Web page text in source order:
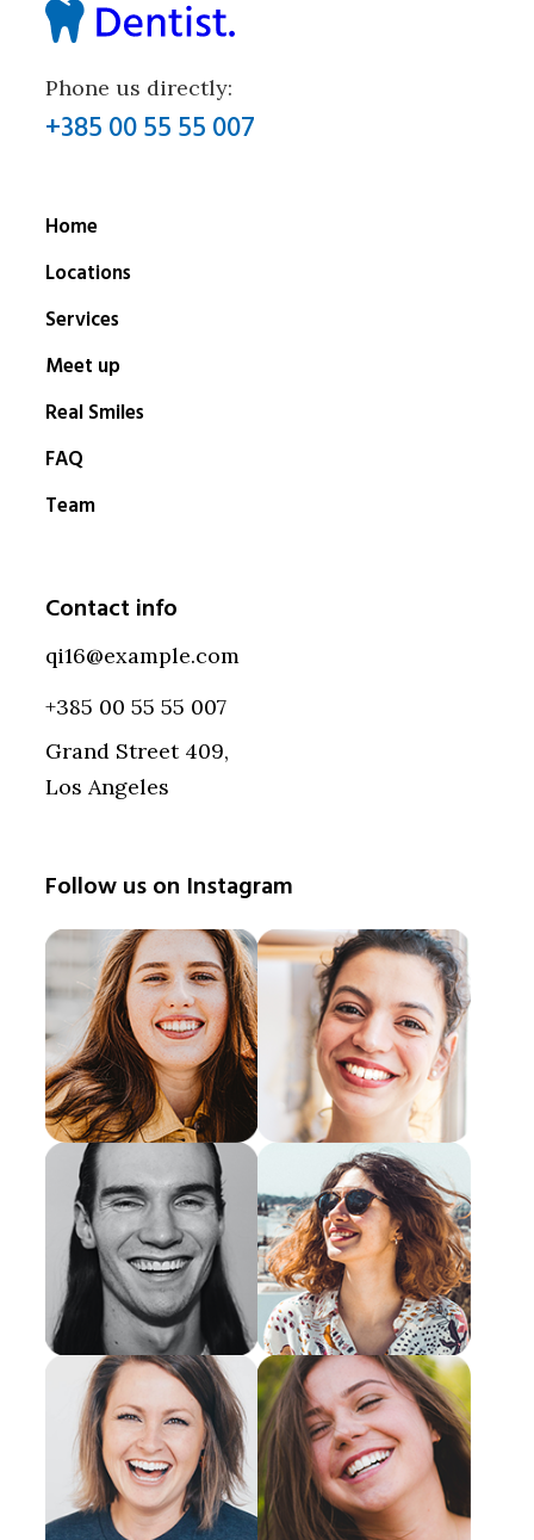
Phone us directly:
+385 00 55 55 007
Home
Locations
Services
Meet up
Real Smiles
FAQ
Team
Contact info
qi16@example.com
+385 00 55 55 007
Grand Street 409,
Los Angeles
Follow us on Instagram